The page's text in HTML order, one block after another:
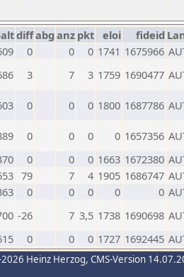
diffabg anz pkt eloi fideid
0 0 0 1741 1675966
3 7 3 1759 1690477
0 0 0 1800 1687786
0 0 0 0 1657356
0 0 0 1663 1672380
79 7 4 1905 1686747
0 0 0 0 0
-26 7 3,5 1738 1690698
0 0 0 1727 1692445
Heinz Herzog, CMS-Version